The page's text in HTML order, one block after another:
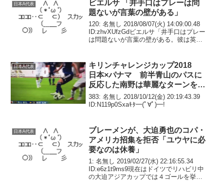
日本A代表
ビエルサ 「井手口はプレーは問
題ないが言葉の壁がある」
120: 名無し 2018/08/07(火) 14:09:00.48
ID:zhvXUfzGdビエルサ「井手口はプレー
は問題ないが言葉の壁がある。彼は英語
本の友人の助け...
日本A代表
キリンチャレンジカップ2018
日本×パナマ 前半青山のパスに
反応した南野は華麗なターンを魅
せてのゴール！
383: 名無し 2018/10/12(金) 20:19:43.39
ID:N119p0Sxaｷﾀ━(ﾟ∀ﾟ)━!
日本A代表
ブレーメンが、大迫勇也のコパ・
アメリカ招集を拒否「ユウヤに必
要なのは休養」
1: 名無し 2019/02/27(水) 22:16:55.34
ID:e6z1t9ms9現在はドイツでリハビリ中
の大迫アジアカップでは４ゴールを挙げ